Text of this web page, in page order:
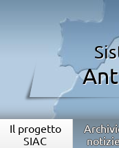
Il progetto
SIAC